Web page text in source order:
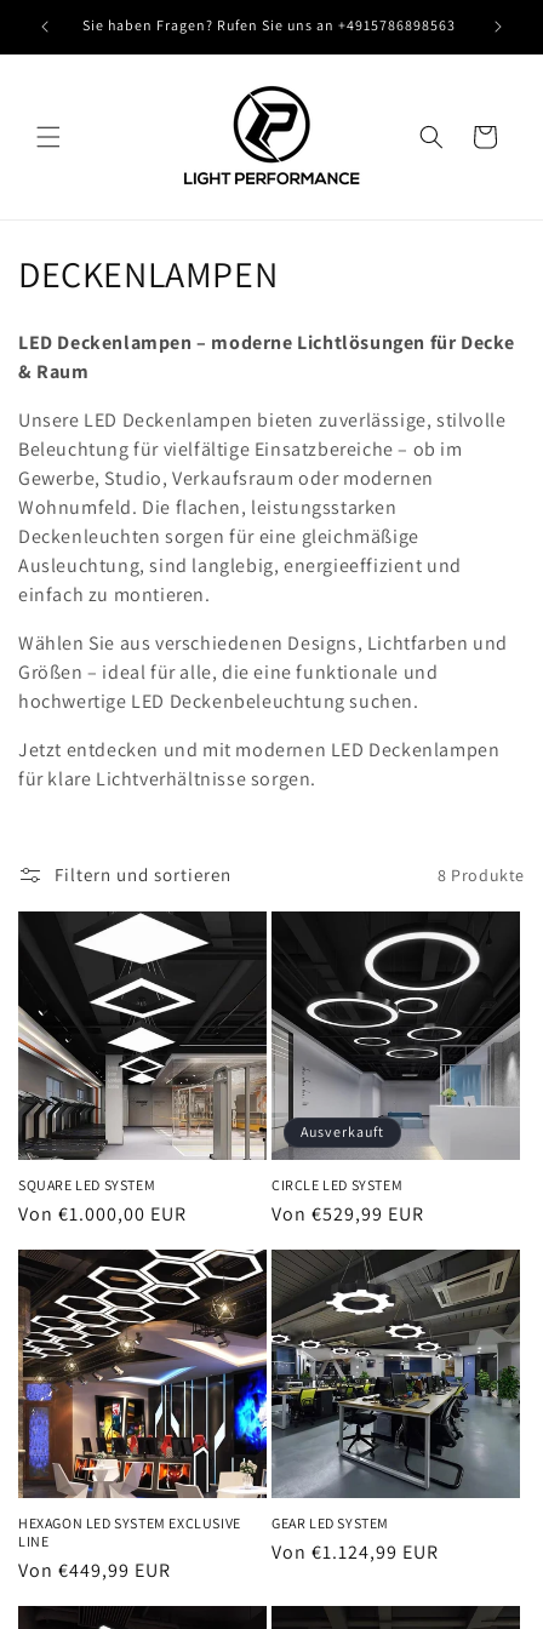
zum
Sie haben Fragen? Rufen Sie uns an +4915786898563
Warenkorb
K
t
e
g
o
r
i
e
:
DECKENLAMPEN
LED Deckenlampen – moderne Lichtlösungen für Decke
& Raum
Unsere LED Deckenlampen bieten zuverlässige, stilvolle
Beleuchtung für vielfältige Einsatzbereiche – ob im
Gewerbe, Studio, Verkaufsraum oder modernen
Wohnumfeld. Die flachen, leistungsstarken
Deckenleuchten sorgen für eine gleichmäßige
Ausleuchtung, sind langlebig, energieeffizient und
einfach zu montieren.
Wählen Sie aus verschiedenen Designs, Lichtfarben und
Größen – ideal für alle, die eine funktionale und
hochwertige LED Deckenbeleuchtung suchen.
Jetzt entdecken und mit modernen LED Deckenlampen
für klare Lichtverhältnisse sorgen.
Filtern und sortieren 8 Produkte
SQUARE LED SYSTEM
Normaler
Von €1.000,00 EUR
Ausverkauft
CIRCLE LED SYSTEM
Normaler
Von €529,99 EUR
HEXAGON LED SYSTEM EXCLUSIVE
LINE
Normaler
Von €449,99 EUR
GEAR LED SYSTEM
Normaler
Von €1.124,99 EUR